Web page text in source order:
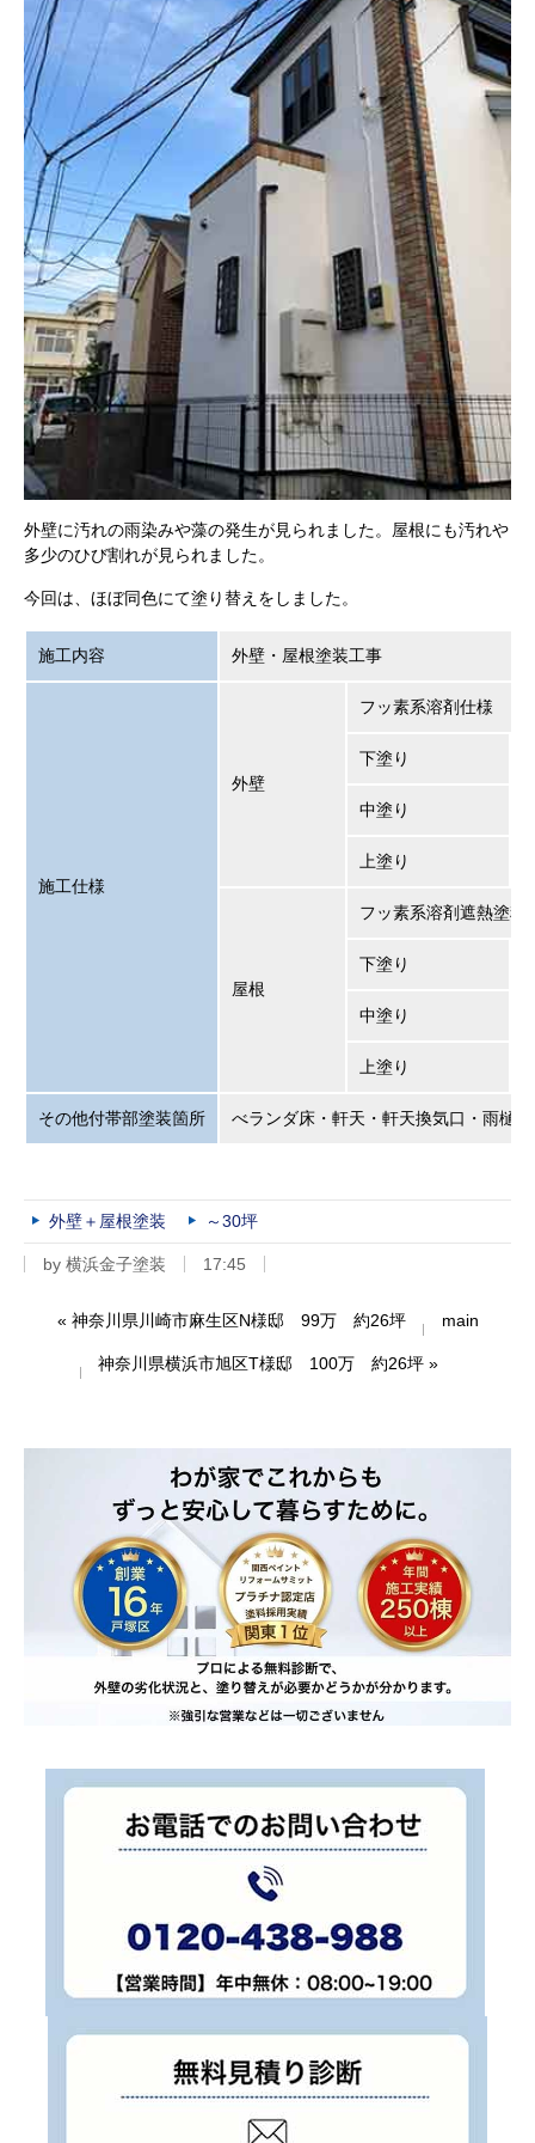
外壁に汚れの雨染みや藻の発生が見られました。屋根にも汚れや
多少のひび割れが見られました。
今回は、ほぼ同色にて塗り替えをしました。
施工内容 外壁・屋根塗装工事
施工仕様
外壁
フッ素系溶剤仕様
下塗り
中塗り
上塗り
屋根
フッ素系溶剤遮熱塗料
下塗り
中塗り
上塗り
その他付帯部塗装箇所 べランダ床・軒天・軒天換気口・雨樋
外壁＋屋根塗装 ～30坪
by 横浜金子塗装 17:45
« 神奈川県川崎市麻生区N様邸 99万 約26坪 main
神奈川県横浜市旭区T様邸 100万 約26坪»